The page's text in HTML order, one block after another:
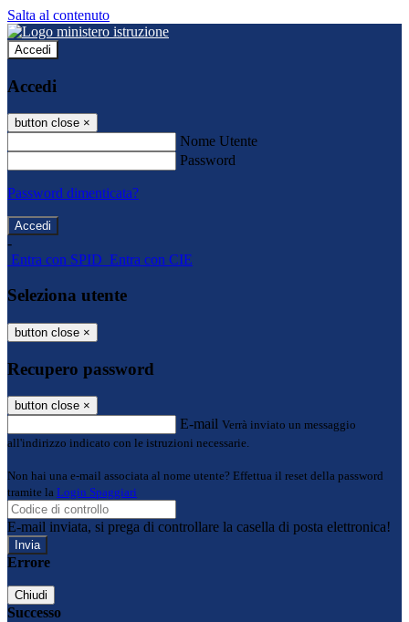
Salta al contenuto
Accedi
Accedi
button close ×
Nome Utente
Password
Password dimenticata?
-
Entra con SPID Entra con CIE
Seleziona utente
button close ×
Recupero password
button close ×
E-mail Verrà inviato un messaggio
all'indirizzo indicato con le istruzioni necessarie.
Non hai una e-mail associata al nome utente? Effettua il reset della password
tramite la Login Spaggiari
E-mail inviata, si prega di controllare la casella di posta elettronica!
Errore
Chiudi
Successo